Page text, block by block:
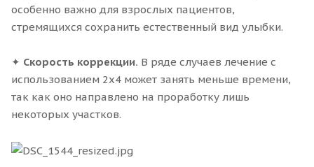
особенно важно для взрослых пациентов,
стремящихся сохранить естественный вид улыбки.
✦ Скорость коррекции. В ряде случаев лечение с
использованием 2x4 может занять меньше времени,
так как оно направлено на проработку лишь
некоторых участков.